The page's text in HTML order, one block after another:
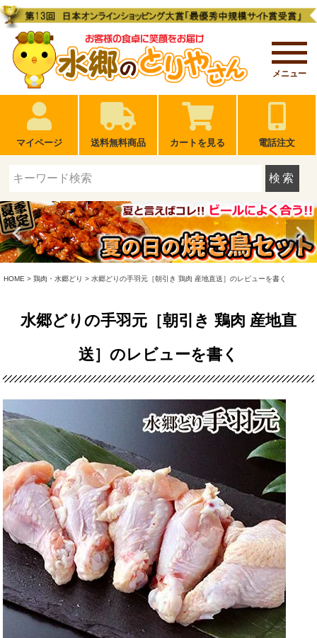
メニュー
マイページ 送料無料商品 カートを見る 電話注文
検索
HOME 鶏肉・水郷どり 水郷どりの手羽元［朝引き 鶏肉 産地直送］のレビューを書く
水郷どりの手羽元［朝引き 鶏肉 産地直
送］のレビューを書く